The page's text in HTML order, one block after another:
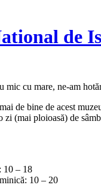
de
mic cu mare, ne-am
de bine de acest
(mai ploioasă) de
10 – 18
10 – 20